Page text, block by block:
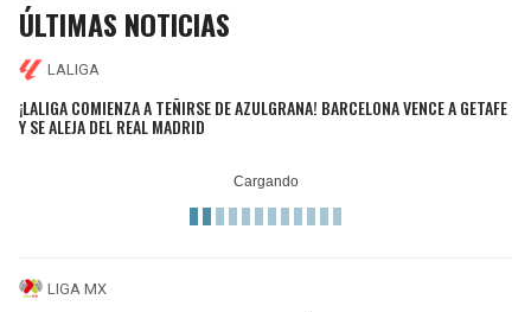
ÚLTIMAS NOTICIAS
LALIGA
¡LALIGA COMIENZA A TEÑIRSE DE AZULGRANA! BARCELONA VENCE A GETAFE
Y SE ALEJA DEL REAL MADRID
LIGA MX